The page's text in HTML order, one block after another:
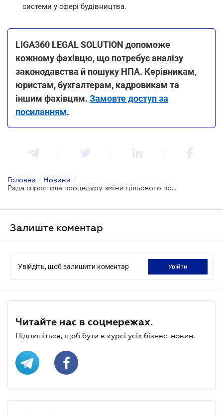
системи у сфері будівництва.
LIGA360 LEGAL SOLUTION допоможе
кожному фахівцю, що потребує аналізу
законодавства й пошуку НПА. Керівникам,
юристам, бухгалтерам, кадровикам та
іншим фахівцям. Замовте доступ за
посиланням.
Головна / Новини /
Рада спростила процедуру зміни цільового призначення землі для бізнесу
Залиште коментар
Увійдіть, щоб залишити коментар увійти
Читайте нас в соцмережах.
Підпишіться, щоб бути в курсі усіх бізнес-новин.